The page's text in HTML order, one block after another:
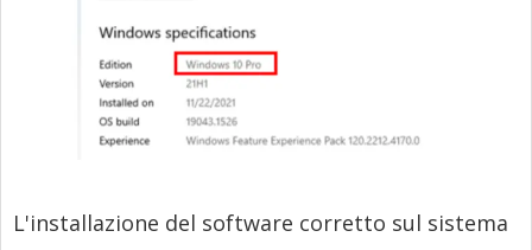
L'installazione del software corretto sul sistema